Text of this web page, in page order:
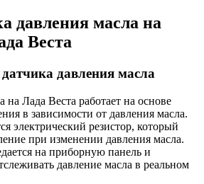
давления масла на
Веста
давления масла
на Лада Веста работает на основе
в зависимости от давления масла.
электрический резистор, который
при изменении давления масла.
на приборную панель и
давление масла в реальном